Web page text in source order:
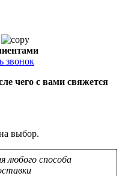
звонок
чего с вами свяжется
выбор.
любого способа